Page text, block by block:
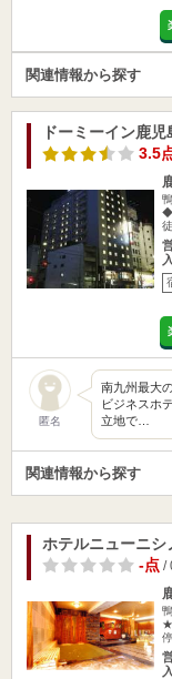
関連情報から探す
ドーミーイン鹿児
3.5
◆
匿名
南九州最大
ビジネスホ
立地で…
関連情報から探す
ホテルニューニシ
-点/